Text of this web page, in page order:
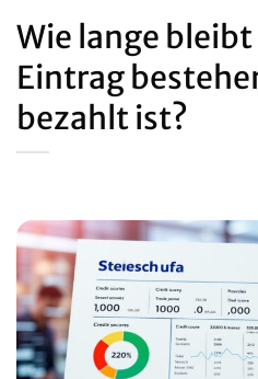
Wie lange bleibt
Eintrag
bezahlt ist?